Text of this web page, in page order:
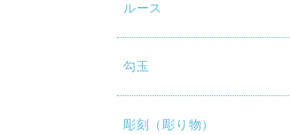
ルース
勾玉
彫刻（彫り物）